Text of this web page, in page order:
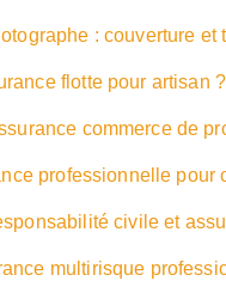
: couverture et
flotte pour artisan ?
commerce de
professionnelle pour
civile et
multirisque